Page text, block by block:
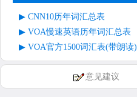
CNN10历年词汇总表
VOA慢速英语历年词汇总表
VOA官方1500词汇表(带朗读)
意见建议